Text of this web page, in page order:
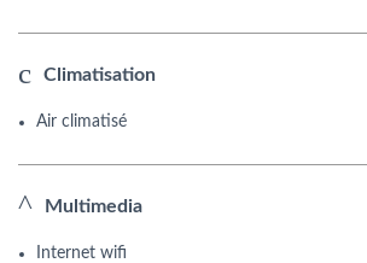
Climatisation
Air climatisé
Multimedia
Internet wifi